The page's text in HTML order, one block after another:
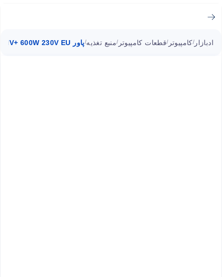
ادبازار /کامپیوتر /قطعات کامپیوتر /منبع تغذیه/پاور HV+ 600W 230V EU اف اس پی 600 وات